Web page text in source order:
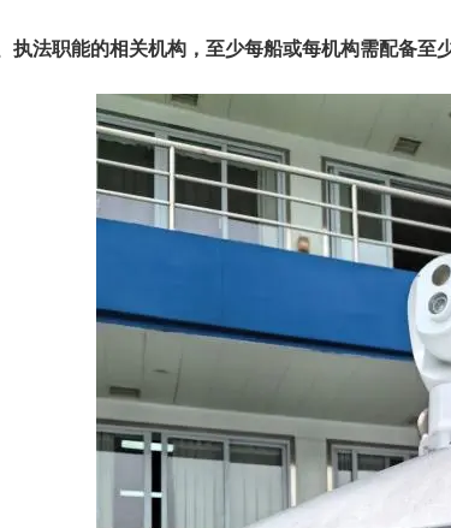
执法职能的相关机构， 至少每船或每机构需配备至